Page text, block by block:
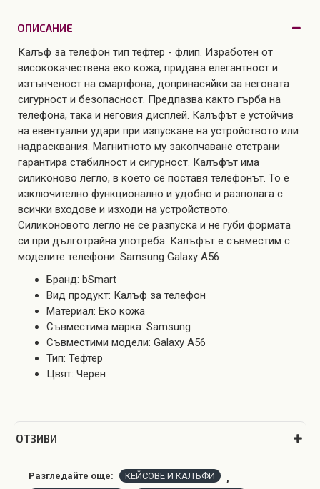
ОПИСАНИЕ
Калъф за телефон тип тефтер - флип. Изработен от
висококачествена еко кожа, придава елегантност и
изтънченост на смартфона, допринасяйки за неговата
сигурност и безопасност. Предпазва както гърба на
телефона, така и неговия дисплей. Калъфът е устойчив
на евентуални удари при изпускане на устройството или
надрасквания. Магнитното му закопчаване отстрани
гарантира стабилност и сигурност. Калъфът има
силиконово легло, в което се поставя телефонът. То е
изключително функционално и удобно и разполага с
всички входове и изходи на устройството.
Силиконовото легло не се разпуска и не губи формата
си при дълготрайна употреба. Калъфът е съвместим с
моделите телефони: Samsung Galaxy A56
Бранд: bSmart
Вид продукт: Калъф за телефон
Материал: Еко кожа
Съвместима марка: Samsung
Съвместими модели: Galaxy A56
Тип: Тефтер
Цвят: Черен
OТЗИВИ
Разгледайте още: КЕЙСОВЕ И КАЛЪФИ
,